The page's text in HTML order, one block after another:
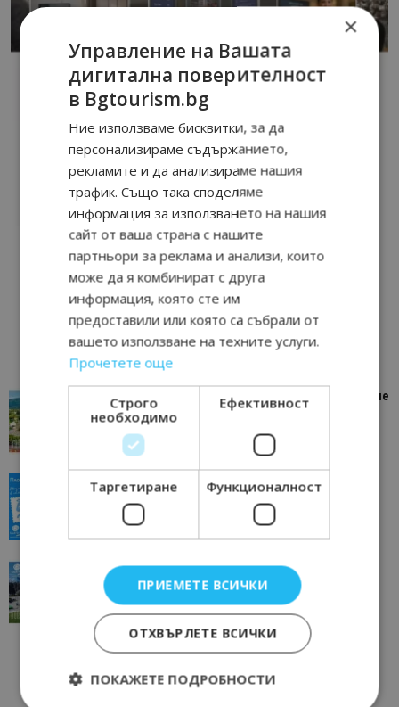
“Пощенска картичка от…”: Петрич – Изживяване
отвъд очакваното
Петрич
“Пощенска картичка от…”: Пловдив, градът на
всички времена
Пловдив 23/06/2026 10:00
“Пощенска картичка от…”: Перник – град на
традициите, културата и вдъхновяващите...
Перник 17/06/2026 09:01
×
Управление на Вашата
дигитална поверителност
в Bgtourism.bg
Ние използваме бисквитки, за да
персонализираме съдържанието,
рекламите и да анализираме нашия
трафик. Също така споделяме
информация за използването на нашия
сайт от ваша страна с нашите
партньори за реклама и анализи, които
може да я комбинират с друга
информация, която сте им
предоставили или която са събрали от
вашето използване на техните услуги.
Прочетете още
Строго
необходимо
Ефективност
Таргетиране Функционалност
ПРИЕМЕТЕ ВСИЧКИ
ОТХВЪРЛЕТЕ ВСИЧКИ
ПОКАЖЕТЕ ПОДРОБНОСТИ